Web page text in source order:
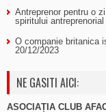
Antreprenor pentru o
spiritului
O companie britanica
20/12/2023
NE GASITI AICI:
ASOCIAȚIA CLUB